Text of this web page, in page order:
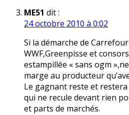
ME51 dit :
24 octobre 2010 à 0:02
Si la démarche de
WWF,Greenpisse et
estampillée « sans ogm
marge au producteur
Le gagnant reste et
qui ne recule devant rien
et parts de marchés.